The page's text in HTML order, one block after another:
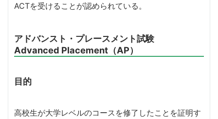
ACTを受けることが認められている。
アドバンスト・プレースメント試験
Advanced Placement（AP）
目的
高校生が大学レベルのコースを修了したことを証明す